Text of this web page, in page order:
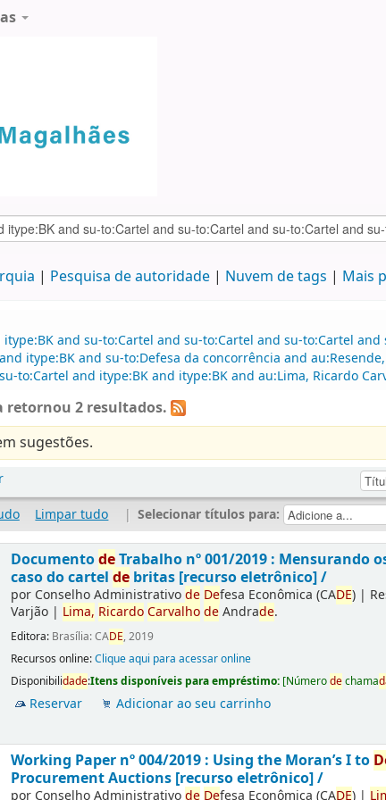
Pesquisa de autoridade Nuvem de tags Mais
and su-to:Cartel and su-to:Cartel and su-to:Cartel
itype:BK and su-to:Defesa da concorrência and
to:Cartel and itype:BK and itype:BK and au:Lima, Ricardo
retornou 2 resultados.
sugestões.
Limpar tudo | Selecionar títulos para:
DocumentodeTrabalho nº 001/2019 : Mensurando
caso do cartelde britas [recurso eletrônico] /
por Conselho Administrativode Defesa Econômica (CADE) |
Varjão | Lima, RicardoCarvalhodeAndrade.
Editora: Brasília: CADE, 2019
Recursos online:Clique aqui para acessar online
Disponibilidade:Itens disponíveis para empréstimo: [Númerodechama
Reservar Adicionar ao seu carrinho
Working Paper nº 004/2019 : Using the Moran’s I to
Procurement Auctions [recurso eletrônico] /